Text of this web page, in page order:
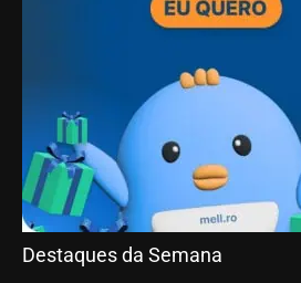
Destaques da Semana